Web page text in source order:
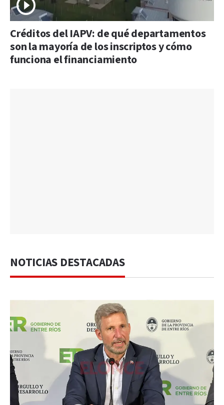
Créditos del IAPV: de qué departamentos
son la mayoría de los inscriptos y cómo
funciona el financiamiento
NOTICIAS DESTACADAS